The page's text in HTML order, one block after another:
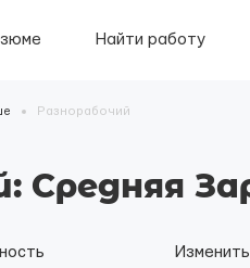
Найти работу
Разнорабочий
Средняя